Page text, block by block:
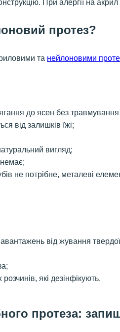
При алергії на
протез?
та нейлоновими
до ясен без травмування
від залишків їжі;
вигляд;
немає;
не потрібне, металеві
від жування
які дезінфікують.
протеза: